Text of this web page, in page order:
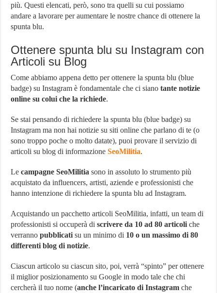
più. Questi elencati, però, sono tra quelli su cui possiamo
andare a lavorare per aumentare le nostre chance di ottenere la
spunta blu.
Ottenere spunta blu su Instagram con
Articoli su Blog
Come abbiamo appena detto per ottenere la spunta blu (blue
badge) su Instagram è fondamentale che ci sianotante notizie
online su colui che la richiede.
Se stai pensando di richiedere la spunta blu (blue badge) su
Instagram ma non hai notizie su siti online che parlano di te (o
sono troppo poche o molto datate), puoi provare il servizio di
articoli su blog di informazioneSeoMilitia.
Lecampagne SeoMilitia sono in assoluto lo strumento più
acquistato da influencers, artisti, aziende e professionisti che
hanno intenzione di richiedere la spunta blu ad Instagram.
Acquistando un pacchetto articoli SeoMilitia, infatti, un team di
professionisti si occuperà di scrivere da 10 ad 80 articoli che
verrannopubblicati su un minimo di 10 o un massimo di 80
differenti blog di notizie.
Ciascun articolo su ciascun sito, poi, verrà “spinto” per ottenere
il miglior posizionamento su Google in modo tale che chi
cercherà il tuo nome (anche l’incaricato di Instagram che